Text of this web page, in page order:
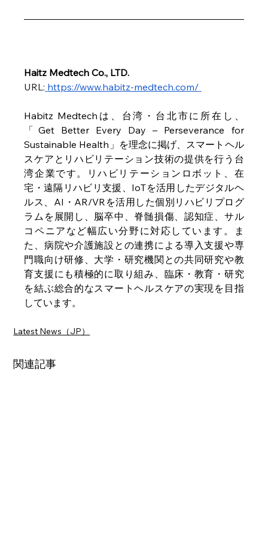
Haitz Medtech Co., LTD.
URL: https://www.habitz-medtech.com/
Habitz Medtechは、台湾・台北市に所在し、
「Get Better Every Day – Perseverance for
Sustainable Health」を理念に掲げ、スマートヘル
スケアとリハビリテーション技術の提供を行う台
湾企業です。リハビリテーションロボット、在
宅・遠隔リハビリ支援、IoTを活用したデジタルヘ
ルス、AI・AR/VRを活用した個別リハビリプログ
ラムを展開し、脳卒中、脊髄損傷、認知症、サル
コペニアなど幅広い分野に対応しています。ま
た、病院や介護施設との連携による導入支援や専
門職向け研修、大学・研究機関との共同研究や教
育支援にも積極的に取り組み、臨床・教育・研究
を結ぶ総合的なスマートヘルスケアの実現を目指
しています。
Latest News（JP）
関連記事